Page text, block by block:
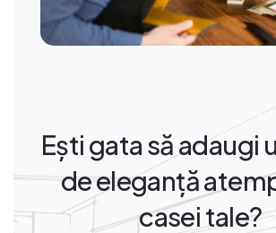
Ești gata să adaugi
de eleganță
casei tale?